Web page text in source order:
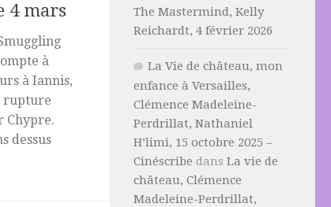
4 mars
à
à Iannis,
rupture
Chypre.
dessus
The Mastermind, Kelly
Reichardt, 4 février 2026
La Vie de château, mon
enfance à Versailles,
Clémence Madeleine-
Perdrillat, Nathaniel
H’limi, 15 octobre 2025 –
Cinéscribe dans La vie de
château, Clémence
Madeleine-Perdrillat,